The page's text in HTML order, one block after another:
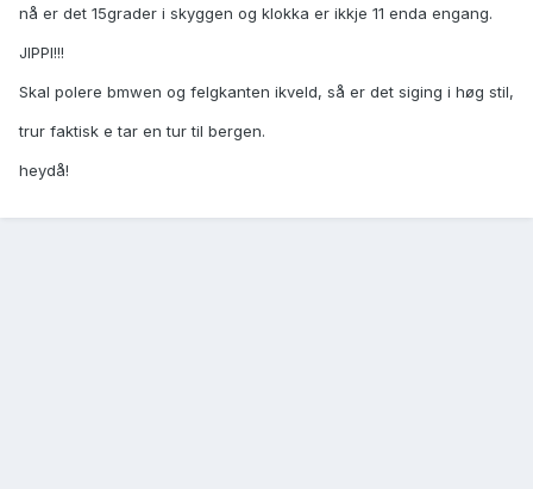
nå er det 15grader i skyggen og klokka er ikkje 11 enda engang.
JIPPI!!!
Skal polere bmwen og felgkanten ikveld, så er det siging i høg stil,
trur faktisk e tar en tur til bergen.
heydå!